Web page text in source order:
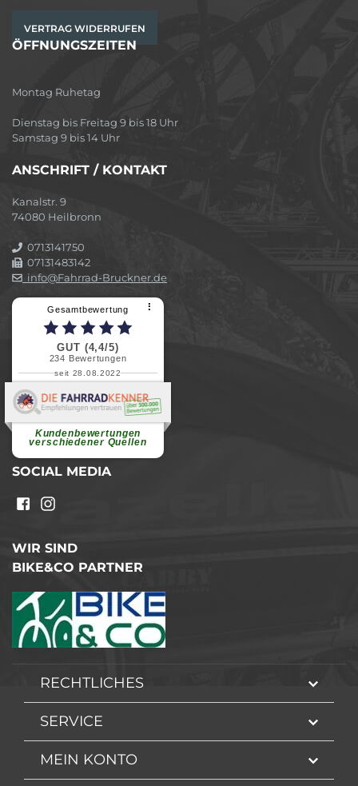
VERTRAG WIDERRUFEN
ÖFFNUNGSZEITEN
Montag Ruhetag
Dienstag bis Freitag 9 bis 18 Uhr
Samstag 9 bis 14 Uhr
ANSCHRIFT / KONTAKT
Kanalstr. 9
74080 Heilbronn
0713141750
07131483142
info@Fahrrad-Bruckner.de
Gesamtbewertung ⠇
GUT (4,4/5)
234 Bewertungen
seit 28.08.2022
Kundenbewertungen
verschiedener Quellen
Elvira B.
Superschnelle und freundliche
weiterlesen
SOCIAL MEDIA
WIR SIND
BIKE&CO PARTNER
RECHTLICHES
SERVICE
MEIN KONTO